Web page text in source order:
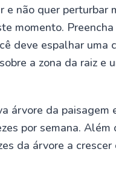
não quer perturbar
momento.
deve espalhar uma
a zona da raiz e
árvore da
por semana. Além
da árvore a